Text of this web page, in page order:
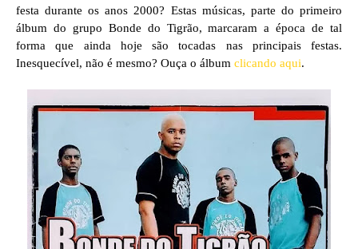
festa durante os anos 2000? Estas músicas, parte do primeiro
álbum do grupo Bonde do Tigrão, marcaram a época de tal
forma que ainda hoje são tocadas nas principais festas.
Inesquecível, não é mesmo? Ouça o álbum clicando aqui.